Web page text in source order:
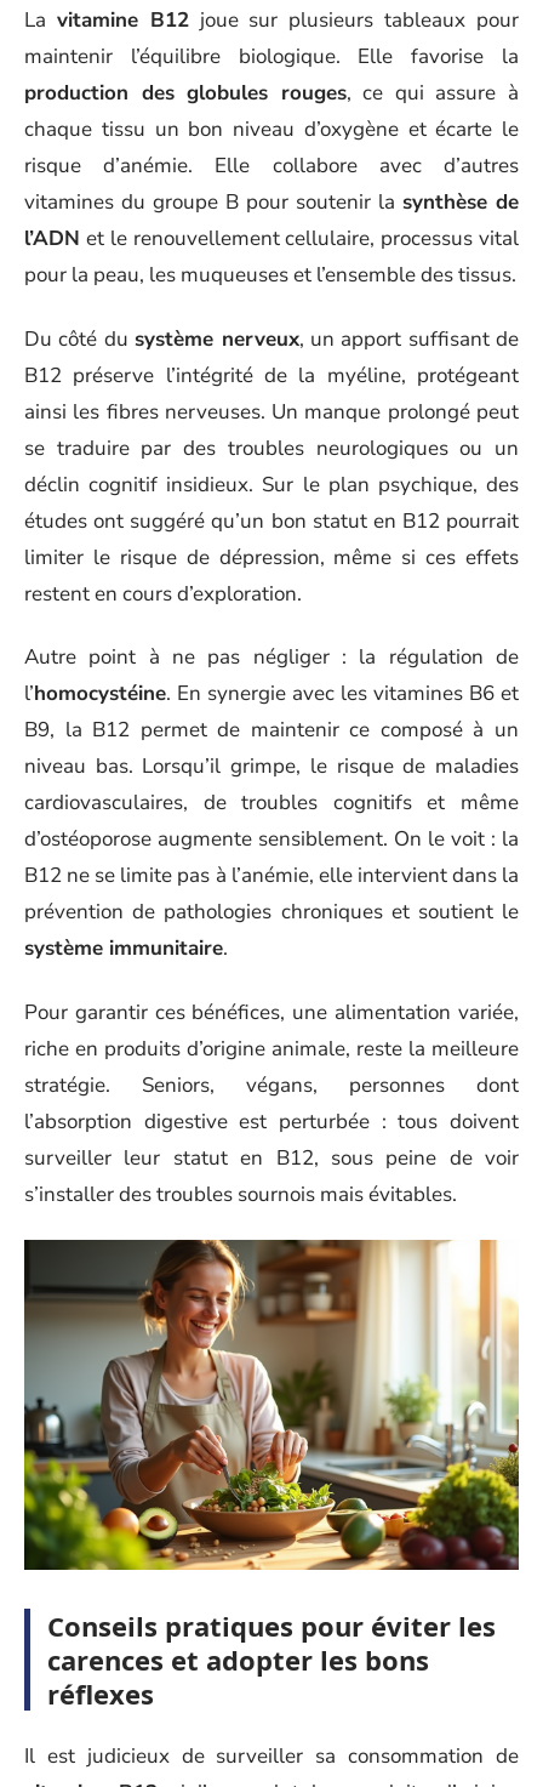
La vitamine B12joue sur plusieurs tableaux pour
maintenir l’équilibre biologique. Elle favorise la
production des globules rouges, ce qui assure à
chaque tissu un bon niveau d’oxygène et écarte le
risque d’anémie. Elle collabore avec d’autres
vitamines du groupe B pour soutenir la synthèse de
l’ADN et le renouvellement cellulaire, processus vital
pour la peau, les muqueuses et l’ensemble des tissus.
Du côté du système nerveux, un apport suffisant de
B12 préserve l’intégrité de la myéline, protégeant
ainsi les fibres nerveuses. Un manque prolongé peut
se traduire par des troubles neurologiques ou un
déclin cognitif insidieux. Sur le plan psychique, des
études ont suggéré qu’un bon statut en B12 pourrait
limiter le risque de dépression, même si ces effets
restent en cours d’exploration.
Autre point à ne pas négliger : la régulation de
l’homocystéine. En synergie avec les vitamines B6 et
B9, la B12 permet de maintenir ce composé à un
niveau bas. Lorsqu’il grimpe, le risque de maladies
cardiovasculaires, de troubles cognitifs et même
d’ostéoporose augmente sensiblement. On le voit : la
B12 ne se limite pas à l’anémie, elle intervient dans la
prévention de pathologies chroniques et soutient le
système immunitaire.
Pour garantir ces bénéfices, une alimentation variée,
riche en produits d’origine animale, reste la meilleure
stratégie. Seniors, végans, personnes dont
l’absorption digestive est perturbée : tous doivent
surveiller leur statut en B12, sous peine de voir
s’installer des troubles sournois mais évitables.
Conseils pratiques pour éviter les
carences et adopter les bons
réflexes
Il est judicieux de surveiller sa consommation de